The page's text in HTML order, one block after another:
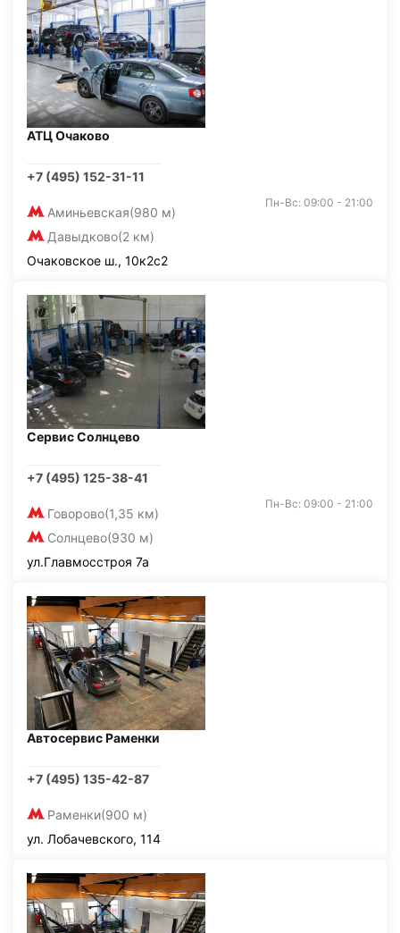
АТЦ Очаково
+7 (495) 152-31-11
Аминьевская(980 м)
Давыдково(2 км)
Пн-Вс: 09:00 - 21:00
Очаковское ш., 10к2с2
Сервис Солнцево
+7 (495) 125-38-41
Говорово(1,35 км)
Солнцево(930 м)
Пн-Вс: 09:00 - 21:00
ул.Главмосстроя 7а
Автосервис Раменки
+7 (495) 135-42-87
Раменки(900 м)
ул. Лобачевского, 114